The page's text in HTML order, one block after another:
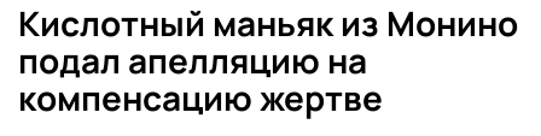
Кислотный маньяк из Монино
подал апелляцию на
компенсацию жертве